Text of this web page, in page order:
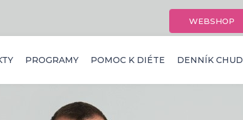
WEBSHOP
PROGRAMY POMOC K DIÉTE DENNÍK